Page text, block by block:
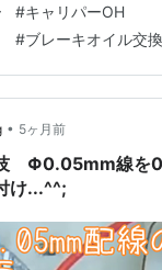
た(^^)/ （もちろんシ
のブレーキオイルも
悪かった、レバー
Fブレーキ廻りの総
はご臨終…
#キャリパーOH
#ブレーキオイル交換
• 5ヶ月前
技 Φ0.05mm線を
け...^^;